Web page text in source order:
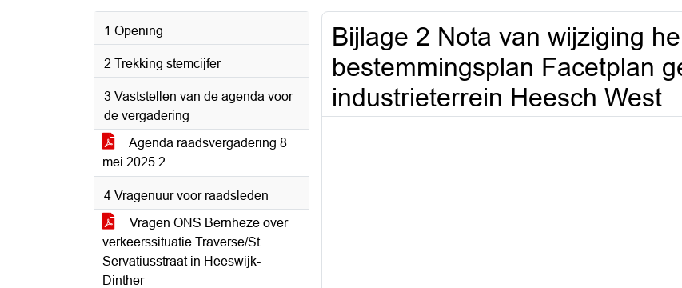
1 Opening
2 Trekking stemcijfer
3 Vaststellen van de agenda voor
de vergadering
Agenda raadsvergadering 8
mei 2025.2
4 Vragenuur voor raadsleden
Vragen ONS Bernheze over
verkeerssituatie Traverse/St.
Servatiusstraat in Heeswijk-
Dinther
Bijlage 2 Nota van wijziging
bestemmingsplan Facetplan
industrieterrein Heesch West